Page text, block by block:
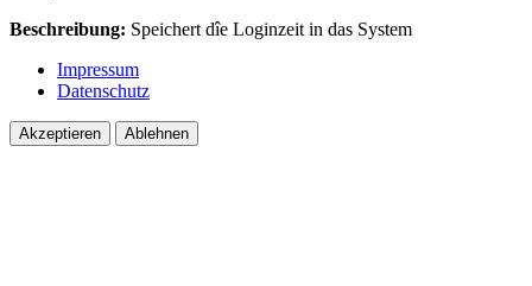
Beschreibung: Speichert dîe Loginzeit in das System
Impressum
Datenschutz
Akzeptieren Ablehnen